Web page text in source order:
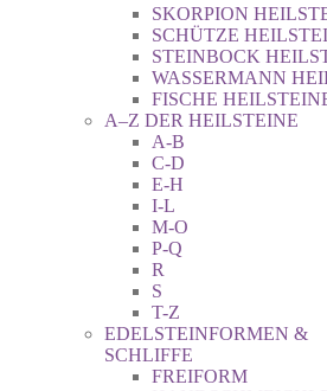
SKORPION
SCHÜTZE
STEINBOCK
WASSERMANN
FISCHE
A–Z DER HEILSTEINE
A-B
C-D
E-H
I-L
M-O
P-Q
R
S
T-Z
EDELSTEINFORMEN &
SCHLIFFE
FREIFORM